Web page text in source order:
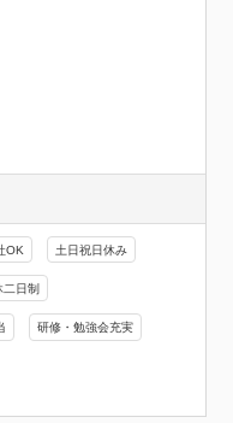
OK 土日祝日休み
日制
研修・勉強会充実